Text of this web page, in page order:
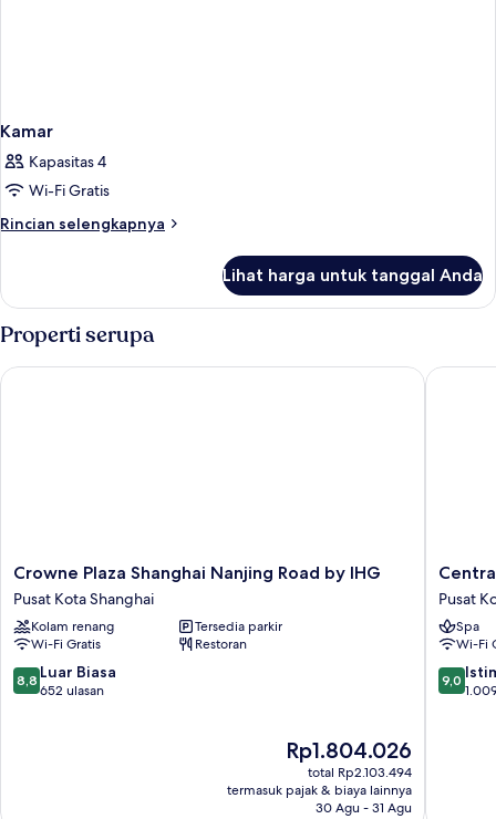
Kamar
Kapasitas 4
Wi-Fi Gratis
Rincian selengkapnya
Rincian
Kamar
Lihat harga untuk tanggal Anda
Properti serupa
Crowne
Plaza
Shanghai
Nanjing
Road
by
IHG
Crowne Plaza Shanghai Nanjing Road by IHG
Pusat Kota Shanghai
Kolam renang
Tersedia parkir
Wi-Fi Gratis
Restoran
8.8
dari
8,8 Luar Biasa
652 ulasan
Harga
sekarang
Rp1.804.026
Rp1.804.026
total Rp2.103.494
termasuk pajak & biaya lainnya
30 Agu - 31 Agu
Crowne Plaza Shanghai Nanjing Road by IHG
Central
Hotel
Pusat
Kota
Pusat
Spa
Wi-Fi
9.0
dari
9,0
Central